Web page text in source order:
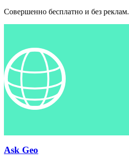
Совершенно бесплатно и без реклам.
Ask Geo